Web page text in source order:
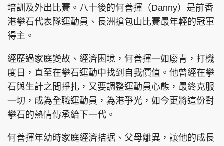
頭條日報 星島環球 The Standard
培訓及外出比賽。八十後的何善揮（Danny）是前香
港攀石代表隊運動員、長洲搶包山比賽最年輕的冠軍
得主。
經歷過家庭變故、經濟困境，何善揮一如廢青，打機
度日，直至在攀石運動中找到自我價值。他曾經在攀
石與生計之間掙扎，又要調整運動員心態，最終克服
一切，成為全職運動員，為港爭光，如今更將這份對
攀石的熱情傳承給下一代。
何善揮年幼時家庭經濟拮据、父母離異，讓他的成長